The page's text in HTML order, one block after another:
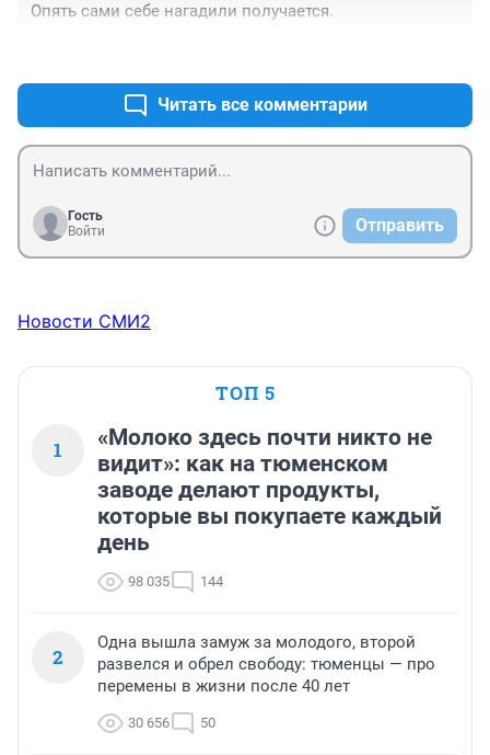
Опять сами себе нагадили получается.
Читать все комментарии
Гость
Войти
Отправить
Новости СМИ2
ТОП 5
1
«Молоко здесь почти никто не
видит»: как на тюменском
заводе делают продукты,
которые вы покупаете каждый
день
98 035 144
2
Одна вышла замуж за молодого, второй
развелся и обрел свободу: тюменцы — про
перемены в жизни после 40 лет
30 656 50